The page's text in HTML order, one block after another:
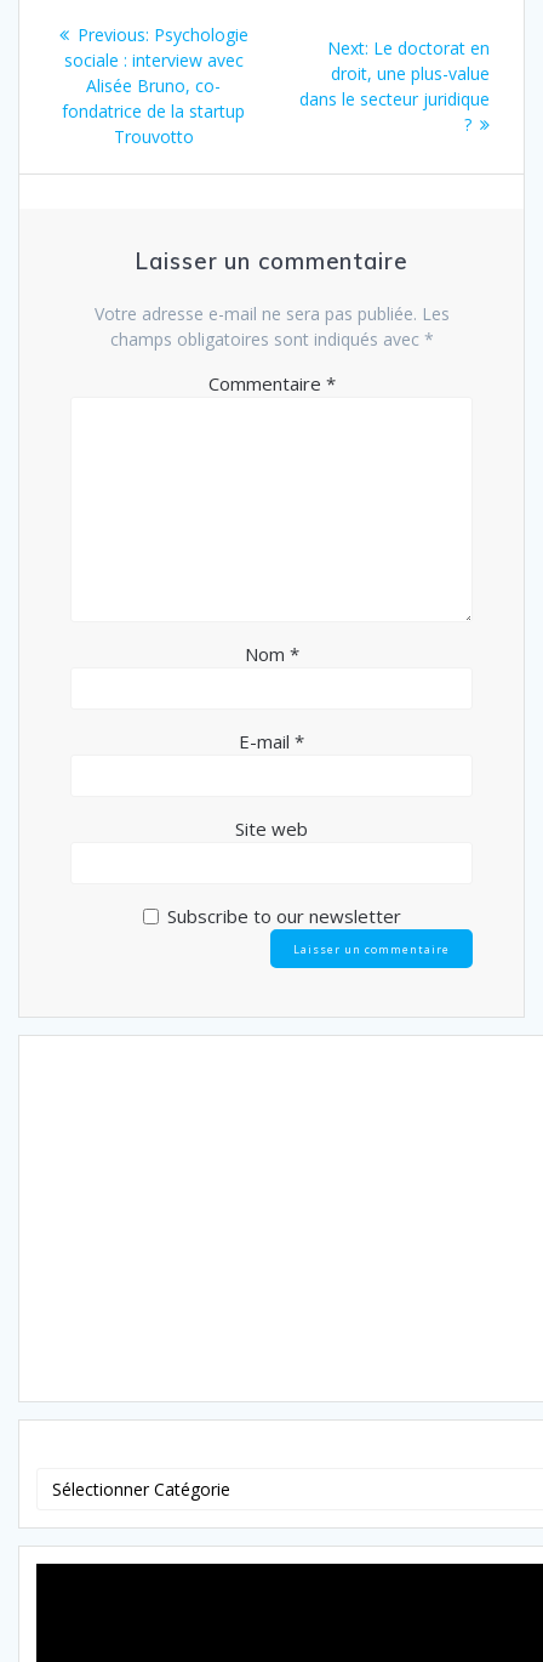
Navigation
l’article
Previous: Previous
post:
Psychologie
sociale : interview avec
Alisée Bruno, co-
fondatrice de la startup
Trouvotto
Next: Next
post:
Le doctorat en
droit, une plus-value
dans le secteur juridique
?
Laisser un commentaire
Votre adresse e-mail ne sera pas publiée. Les
champs obligatoires sont indiqués avec *
Commentaire *
Nom *
E-mail *
Site web
Subscribe to our newsletter